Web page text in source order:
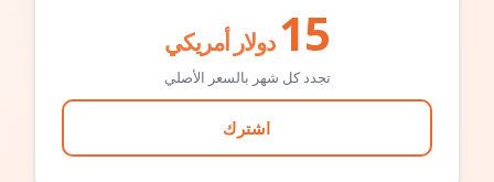
15 دولار أمريكي
تجدد كل شهر بالسعر الأصلي
اشترك